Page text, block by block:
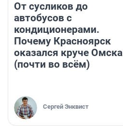
От сусликов до
автобусов с
кондиционерами.
Почему Красноярск
оказался круче Омска
(почти во всём)
Сергей Энквист